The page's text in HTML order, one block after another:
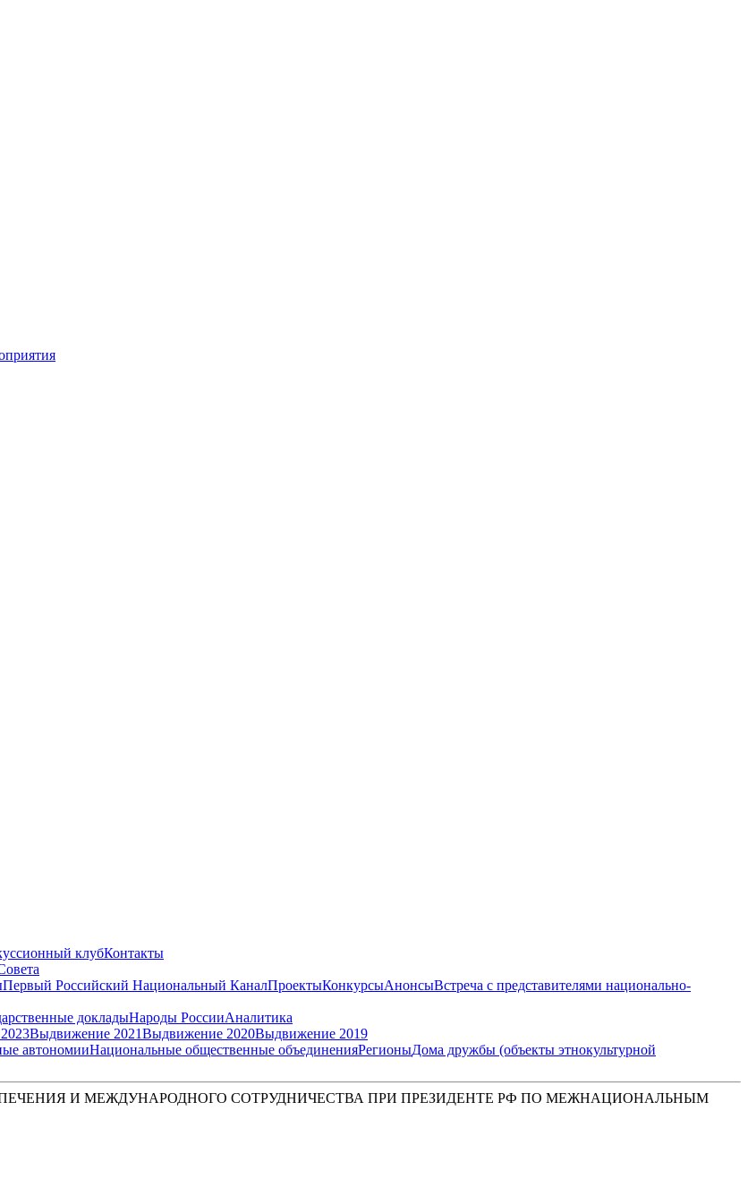
клубКонтакты
Первый Российский Национальный КаналПроектыКонкурсыАнонсыВстреча с представителями национально-
докладыНароды РоссииАналитика
Выдвижение 2021Выдвижение 2020Выдвижение 2019
автономииНациональные общественные объединенияРегионыДома дружбы (объекты этнокультурной
И МЕЖДУНАРОДНОГО СОТРУДНИЧЕСТВА ПРИ ПРЕЗИДЕНТЕ РФ ПО МЕЖНАЦИОНАЛЬНЫМ